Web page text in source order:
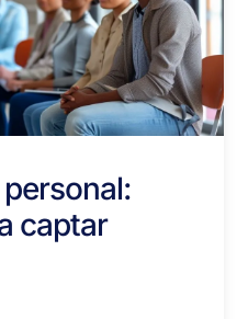
captar